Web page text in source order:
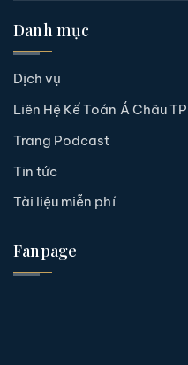
Danh mục
Dịch vụ
Liên Hệ Kế Toán Á Châu
Trang Podcast
Tin tức
Tài liệu miễn phí
Fanpage